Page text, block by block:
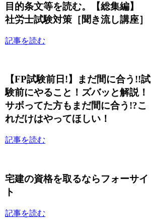
目的条文等を読む。【総集編】
社労士試験対策［聞き流し講座］
記事を読む
【FP試験前日!】まだ間に合う!!試
験前にやること！ズバッと解説！
サボってた方もまだ間に合う!?こ
れだけはやってほしい！
記事を読む
宅建の資格を取るならフォーサイ
ト
記事を読む